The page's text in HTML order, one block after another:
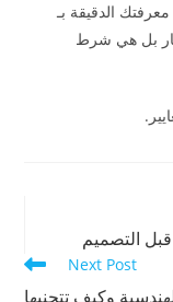
الدقيقة بـ
بل هي شرط
التصميم
Next Post